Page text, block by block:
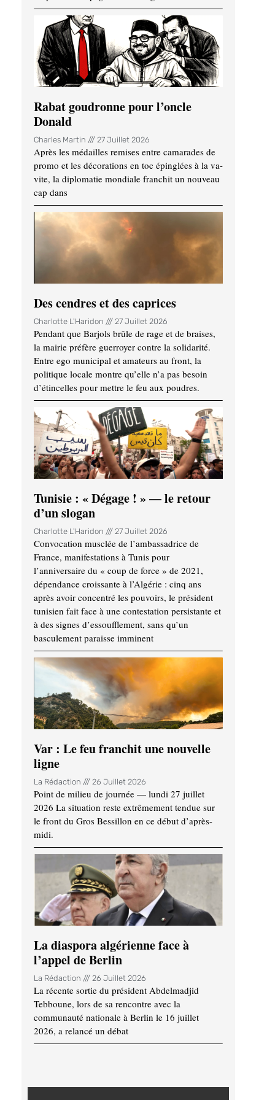
Rabat goudronne pour l’oncle
Donald
Charles Martin 27 Juillet 2026
Après les médailles remises entre camarades de
promo et les décorations en toc épinglées à la va-
vite, la diplomatie mondiale franchit un nouveau
cap dans
Des cendres et des caprices
Charlotte L'Haridon 27 Juillet 2026
Pendant que Barjols brûle de rage et de braises,
la mairie préfère guerroyer contre la solidarité.
Entre ego municipal et amateurs au front, la
politique locale montre qu’elle n’a pas besoin
d’étincelles pour mettre le feu aux poudres.
Tunisie : « Dégage ! » — le retour
d’un slogan
Charlotte L'Haridon 27 Juillet 2026
Convocation musclée de l’ambassadrice de
France, manifestations à Tunis pour
l’anniversaire du « coup de force » de 2021,
dépendance croissante à l’Algérie : cinq ans
après avoir concentré les pouvoirs, le président
tunisien fait face à une contestation persistante et
à des signes d’essoufflement, sans qu’un
basculement paraisse imminent
Var : Le feu franchit une nouvelle
ligne
La Rédaction 26 Juillet 2026
Point de milieu de journée — lundi 27 juillet
2026 La situation reste extrêmement tendue sur
le front du Gros Bessillon en ce début d’après-
midi.
La diaspora algérienne face à
l’appel de Berlin
La Rédaction 26 Juillet 2026
La récente sortie du président Abdelmadjid
Tebboune, lors de sa rencontre avec la
communauté nationale à Berlin le 16 juillet
2026, a relancé un débat